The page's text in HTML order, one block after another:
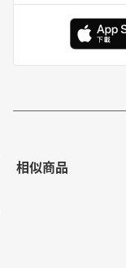
更多有趣的內
Editors
雜誌目錄
【好書俱樂部
【健康百科】
They Go? 拔，
相似商品